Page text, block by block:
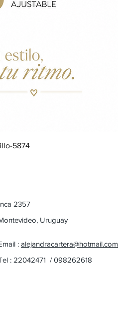
5874
2357
Uruguay
: alejandracartera@hotmail.com
: 22042471 / 098262618